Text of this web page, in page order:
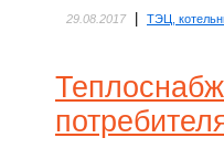
29.08.2017| ТЭЦ,